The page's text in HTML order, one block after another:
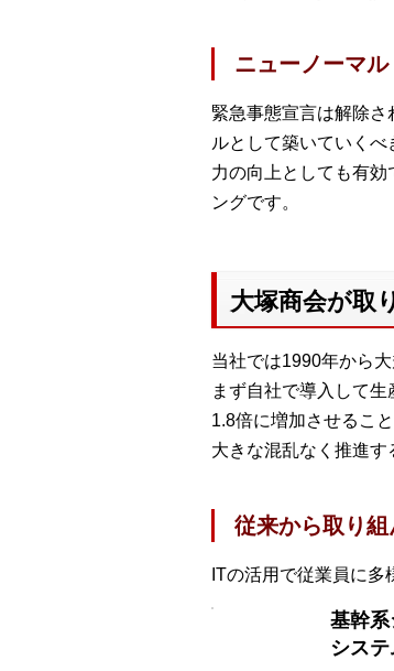
ニューノーマ
緊急事態宣言は解除
ルとして築いていく
力の向上としても有
ングです。
大塚商会が取
当社では1990年から
まず自社で導入して
1.8倍に増加させるこ
大きな混乱なく推進す
従来から取り
ITの活用で従業員に
基幹
シス